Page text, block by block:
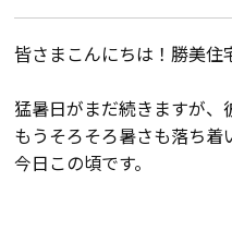
物件検索
会員登録
皆さまこんにちは！勝美住
猛暑日がまだ続きますが、
もうそろそろ暑さも落ち着
今日この頃です。